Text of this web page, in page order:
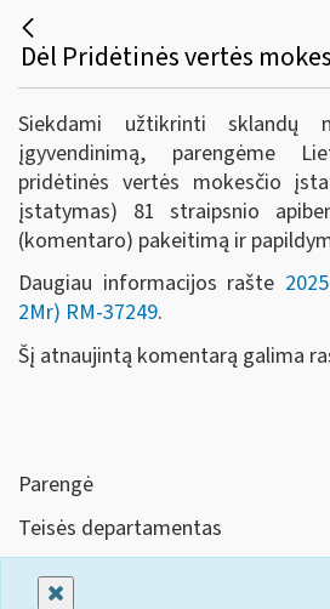
Siekdami užtikrinti sklandų
įgyvendinimą, parengėme
pridėtinės vertės mokesčio
įstatymas) 81 straipsnio
(komentaro) pakeitimą ir
Daugiau informacijos rašte
2Mr) RM-37249.
Šį atnaujintą komentarą galima
Parengė
Teisės departamentas